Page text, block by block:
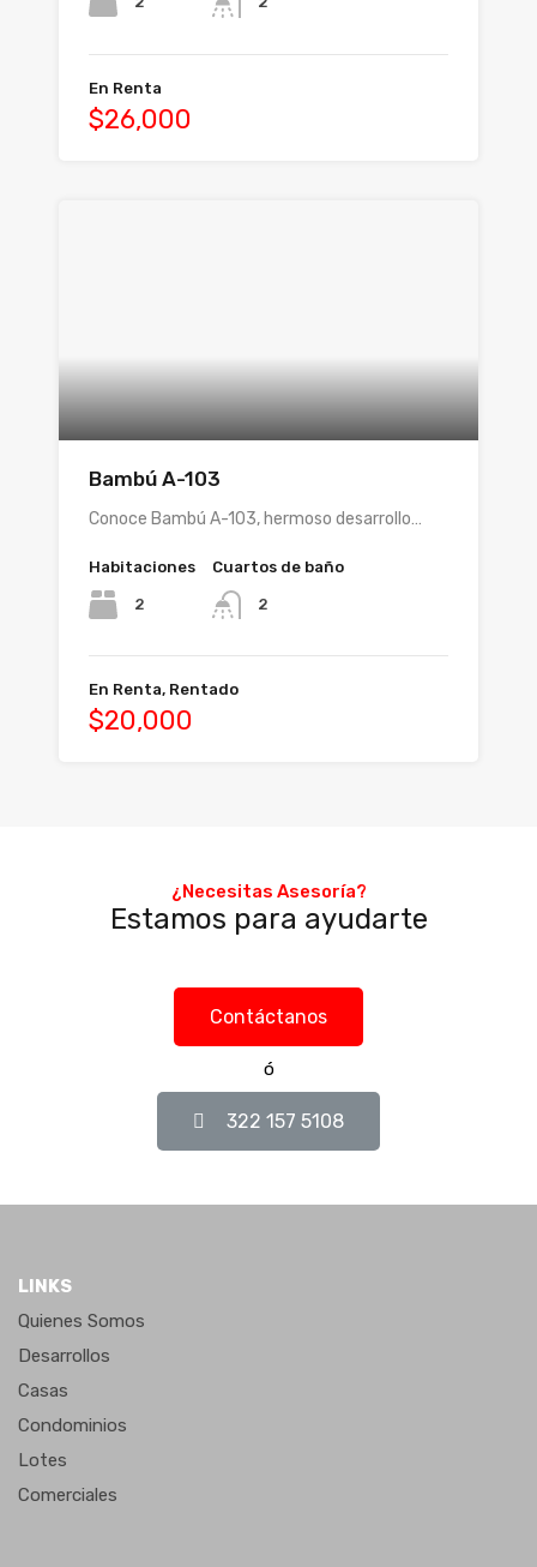
En Renta
$26,000
Bambú A-103
Conoce Bambú A-103, hermoso desarrollo…
Habitaciones
2
Cuartos de baño
2
En Renta, Rentado
$20,000
Tipos de propiedad
Casas
Casas Residenciales
Condominios
Condominios Plus
Cotos Privados
Departamentos
Desarrollos
Lotes
¿Necesitas Asesoría?
Estamos para ayudarte
Contáctanos
ó
322 157 5108
LINKS
Quienes Somos
Desarrollos
Casas
Condominios
Lotes
Comerciales